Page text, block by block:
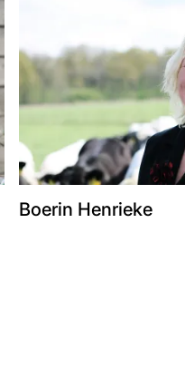
Boerin Henrieke